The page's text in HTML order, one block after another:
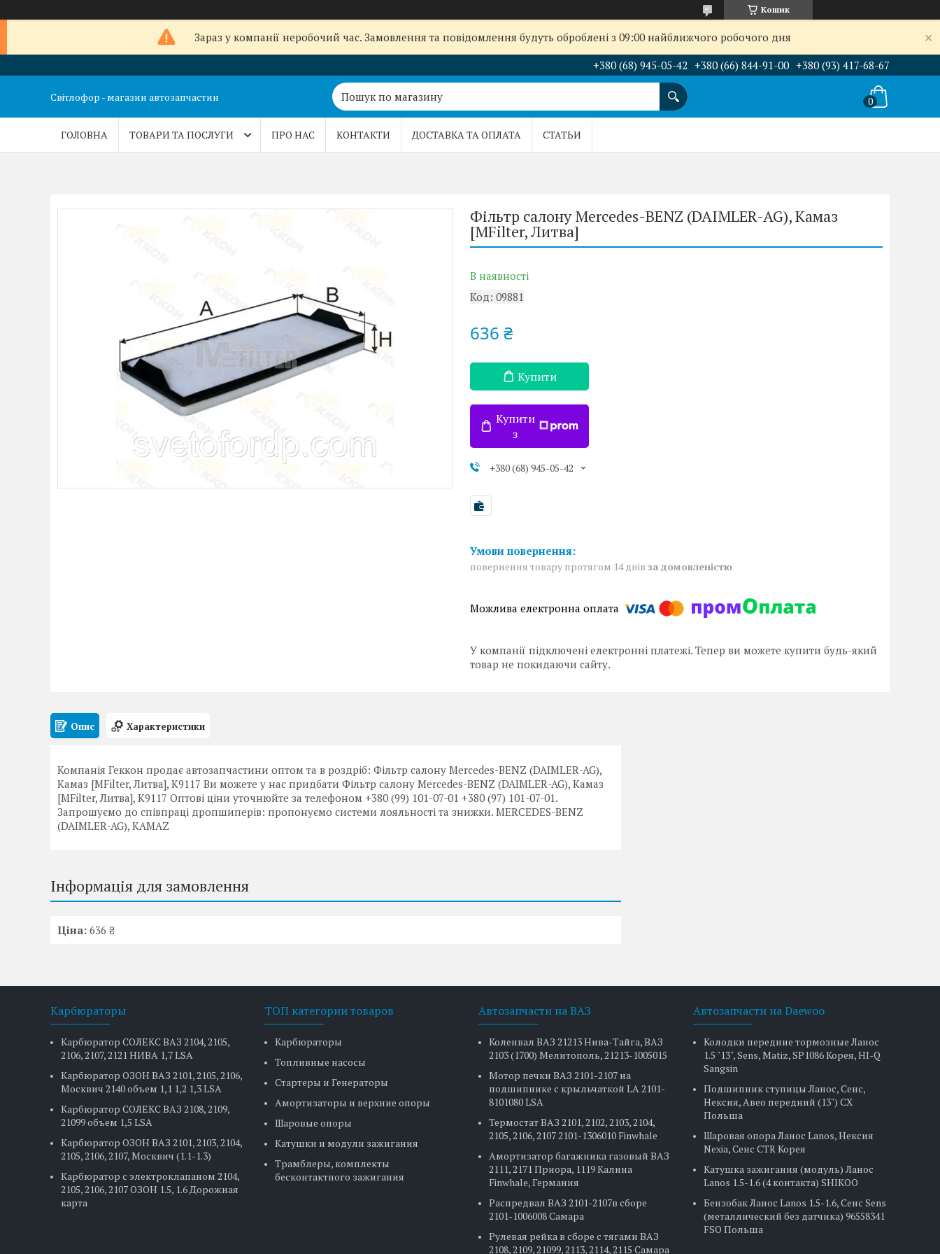
Кошик
Зараз у компанії неробочий час. Замовлення та повідомлення будуть оброблені з 09:00 найближчого робочого дня
+380 (68) 945-05-42 +380 (66) 844-91-00 +380 (93) 417-68-67
Світлофор - магазин автозапчастин
ГОЛОВНА ТОВАРИ ТА ПОСЛУГИ ПРО НАС КОНТАКТИ ДОСТАВКА ТА ОПЛАТА СТАТЬИ
Фільтр салону Mercedes-BENZ (DAIMLER-AG), Камаз
[MFilter, Литва]
В наявності
Код: 09881
636 ₴
Купити
Купити
з
+380 (68) 945-05-42
повернення товару протягом 14 днів за домовленістю
У компанії підключені електронні платежі. Тепер ви можете купити будь-який
товар не покидаючи сайту.
Опис Характеристики
Компанія Геккон продає автозапчастини оптом та в роздріб: Фільтр салону Mercedes-BENZ (DAIMLER-AG),
Камаз [MFilter, Литва], K9117 Ви можете у нас придбати Фільтр салону Mercedes-BENZ (DAIMLER-AG), Камаз
[MFilter, Литва], K9117 Оптові ціни уточнюйте за телефоном +380 (99) 101-07-01 +380 (97) 101-07-01.
Запрошуємо до співпраці дропшиперів: пропонуємо системи лояльності та знижки. MERCEDES-BENZ
(DAIMLER-AG), KAMAZ
Інформація для замовлення
Ціна: 636 ₴
Карбюраторы
Карбюратор СОЛЕКС ВАЗ 2104, 2105,
2106, 2107, 2121 НИВА 1,7 LSA
Карбюратор ОЗОН ВАЗ 2101, 2105, 2106,
Москвич 2140 объем 1,1 1,2 1,3 LSA
Карбюратор СОЛЕКС ВАЗ 2108, 2109,
21099 объем 1,5 LSA
Карбюратор ОЗОН ВАЗ 2101, 2103, 2104,
2105, 2106, 2107, Москвич (1.1-1.3)
Карбюратор с электроклапаном 2104,
2105, 2106, 2107 ОЗОН 1.5, 1.6 Дорожная
карта
ТОП категории товаров
Карбюраторы
Топливные насосы
Стартеры и Генераторы
Амортизаторы и верхние опоры
Шаровые опоры
Катушки и модули зажигания
Трамблеры, комплекты
бесконтактного зажигания
Автозапчасти на ВАЗ
Коленвал ВАЗ 21213 Нива-Тайга, ВАЗ
2103 (1700) Мелитополь, 21213-1005015
Мотор печки ВАЗ 2101-2107 на
подшипнике с крыльчаткой LA 2101-
8101080 LSA
Термостат ВАЗ 2101, 2102, 2103, 2104,
2105, 2106, 2107 2101-1306010 Finwhale
Амортизатор багажника газовый ВАЗ
2111, 2171 Приора, 1119 Калина
Finwhale, Германия
Распредвал ВАЗ 2101-2107в сборе
2101-1006008 Самара
Рулевая рейка в сборе с тягами ВАЗ
2108, 2109, 21099, 2113, 2114, 2115 Самара
Автозапчасти на Daewoo
Колодки передние тормозные Ланос
1.5 "13", Sens, Matiz, SP1086 Корея, HI-Q
Sangsin
Подшипник ступицы Ланос, Сенс,
Нексия, Авео передний (13") CX
Польша
Шаровая опора Ланос Lanos, Нексия
Nexia, Сенс CTR Корея
Катушка зажигания (модуль) Ланос
Lanos 1.5-1.6 (4 контакта) SHIKOO
Бензобак Ланос Lanos 1.5-1.6, Сенс Sens
(металлический без датчика) 96558341
FSO Польша